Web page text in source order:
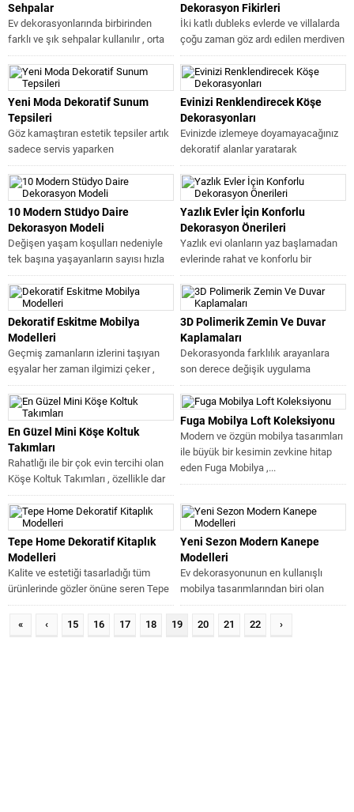
Sehpalar
Ev dekorasyonlarında birbirinden
farklı ve şık sehpalar kullanılır , orta
sehpalar oturma gruplarının olmaz
sa...
Dekorasyon Fikirleri
İki katlı dubleks evlerde ve villalarda
çoğu zaman göz ardı edilen merdiven
altları boş kalan...
Yeni Moda Dekoratif Sunum
Tepsileri
Göz kamaştıran estetik tepsiler artık
sadece servis yaparken
kullandığımız tasarımlar olmaktan
çıkıp evimizin dekorasyonunda da...
Evinizi Renklendirecek Köşe
Dekorasyonları
Evinizde izlemeye doyamayacağınız
dekoratif alanlar yaratarak
dekorasyonun şıklığını ikiye
katlayabilirsiniz . Sıradan
dekorasyonlara bile hayat...
10 Modern Stüdyo Daire
Dekorasyon Modeli
Değişen yaşam koşulları nedeniyle
tek başına yaşayanların sayısı hızla
artıyor hal böyle olunca da yaşam...
Yazlık Evler İçin Konforlu
Dekorasyon Önerileri
Yazlık evi olanların yaz başlamadan
evlerinde rahat ve konforlu bir
dekorasyon yapmaları için birbirinden
güzel...
Dekoratif Eskitme Mobilya
Modelleri
Geçmiş zamanların izlerini taşıyan
eşyalar her zaman ilgimizi çeker ,
eski bir halı , ahşap...
3D Polimerik Zemin Ve Duvar
Kaplamaları
Dekorasyonda farklılık arayanlara
son derece değişik uygulama
biçimleri ile birbirinden etkileyici
alternatifler sunan 3D Polimerik...
En Güzel Mini Köşe Koltuk
Takımları
Rahatlığı ile bir çok evin tercihi olan
Köşe Koltuk Takımları , özellikle dar
ve küçük...
Fuga Mobilya Loft Koleksiyonu
Modern ve özgün mobilya tasarımları
ile büyük bir kesimin zevkine hitap
eden Fuga Mobilya ,...
Tepe Home Dekoratif Kitaplık
Modelleri
Kalite ve estetiği tasarladığı tüm
ürünlerinde gözler önüne seren Tepe
Home , 1969 yılından beri...
Yeni Sezon Modern Kanepe
Modelleri
Ev dekorasyonunun en kullanışlı
mobilya tasarımlarından biri olan
kanepeler , oturma odalarında
gerektiğinde açılıp yatak...
« ‹ 15 16 17 18 19 20 21 22 ›